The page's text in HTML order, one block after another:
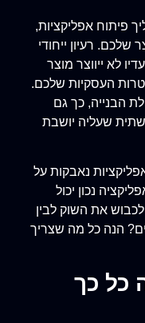
פיתוח אפליקציות,
רעיון ייחודי
לא ייווצר מוצר
העסקיות שלכם.
הבנייה, כך גם
שעליה יושבת
נאבקות על
נכון יכול
את השוק לבין
הנה כל מה שצריך
כל כך